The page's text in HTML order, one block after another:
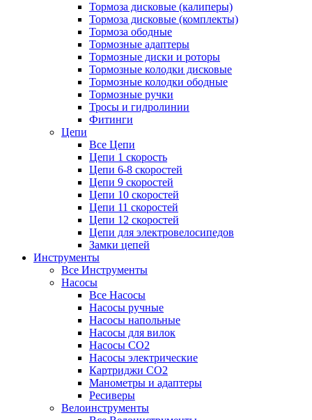
Тормоза дисковые (калиперы)
Тормоза дисковые (комплекты)
Тормоза ободные
Тормозные адаптеры
Тормозные диски и роторы
Тормозные колодки дисковые
Тормозные колодки ободные
Тормозные ручки
Тросы и гидролинии
Фитинги
Цепи
Все Цепи
Цепи 1 скорость
Цепи 6-8 скоростей
Цепи 9 скоростей
Цепи 10 скоростей
Цепи 11 скоростей
Цепи 12 скоростей
Цепи для электровелосипедов
Замки цепей
Инструменты
Все Инструменты
Насосы
Все Насосы
Насосы ручные
Насосы напольные
Насосы для вилок
Насосы CO2
Насосы электрические
Картриджи CO2
Манометры и адаптеры
Ресиверы
Велоинструменты